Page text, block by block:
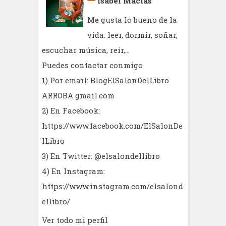
Me gusta lo bueno de la
vida: leer, dormir, soñar,
escuchar música, reír,...
Puedes contactar conmigo
1) Por email: BlogElSalonDelLibro
ARROBA gmail.com
2) En Facebook:
https://www.facebook.com/ElSalonDe
lLibro
3) En Twitter: @elsalondellibro
4) En Instagram:
https://www.instagram.com/elsalond
ellibro/
Ver todo mi perfil